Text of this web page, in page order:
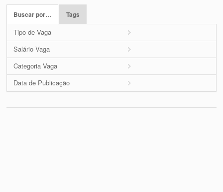
Buscar por… Tags
Tipo de Vaga
Salário Vaga
Categoria Vaga
Data de Publicação